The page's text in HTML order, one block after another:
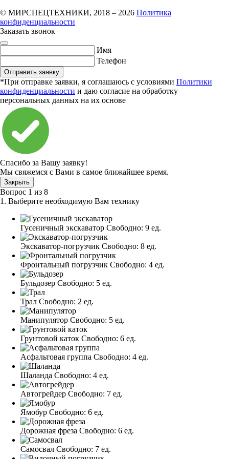
© МИРСПЕЦТЕХНИКИ, 2018 – 2026 Политика
конфиденциальности
Заказать звонок
Имя
Телефон
Отправить заявку
*При отправке заявки, я соглашаюсь с условиями Политики
конфиденциальности и даю согласие на обработку
персональных данных на их основе
Спасибо за Вашу заявку!
Мы свяжемся с Вами в самое ближайшее время.
Закрыть
Вопрос 1 из 8
1. Выберите необходимую Вам технику
Гусеничный экскаватор Свободно: 9 ед.
Экскаватор-погрузчик Свободно: 8 ед.
Фронтальный погрузчик Свободно: 4 ед.
Бульдозер Свободно: 5 ед.
Трал Свободно: 2 ед.
Манипулятор Свободно: 5 ед.
Грунтовой каток Свободно: 6 ед.
Асфальтовая группа Свободно: 4 ед.
Шаланда Свободно: 4 ед.
Автогрейдер Свободно: 7 ед.
Ямобур Свободно: 6 ед.
Дорожная фреза Свободно: 6 ед.
Самосвал Свободно: 7 ед.